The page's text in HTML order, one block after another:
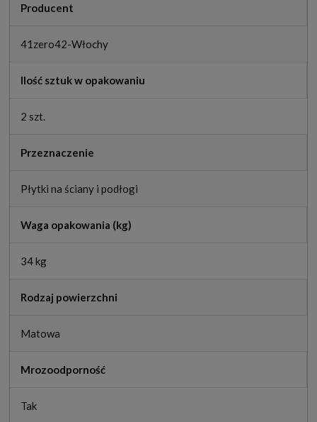
Producent
41zero42-Włochy
Ilość sztuk w opakowaniu
2 szt.
Przeznaczenie
Płytki na ściany i podłogi
Waga opakowania (kg)
34 kg
Rodzaj powierzchni
Matowa
Mrozoodporność
Tak